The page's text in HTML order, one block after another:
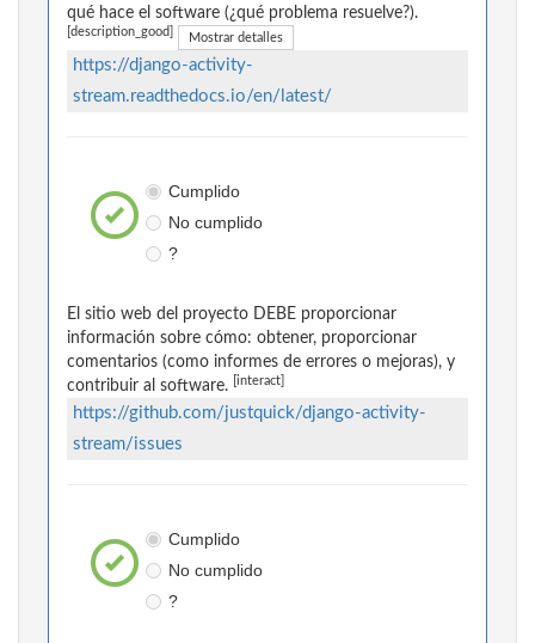
qué hace el software (¿qué problema resuelve?).
[description_good] Mostrar detalles
https://django-activity-
stream.readthedocs.io/en/latest/
Cumplido
No cumplido
?
El sitio web del proyecto DEBE proporcionar
información sobre cómo: obtener, proporcionar
comentarios (como informes de errores o mejoras), y
contribuir al software.
[interact]
https://github.com/justquick/django-activity-
stream/issues
Cumplido
No cumplido
?